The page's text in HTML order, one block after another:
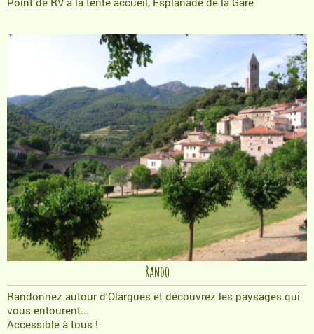
Rando
Randonnez autour d'Olargues et découvrez les paysages qui
vous entourent...
Accessible à tous !